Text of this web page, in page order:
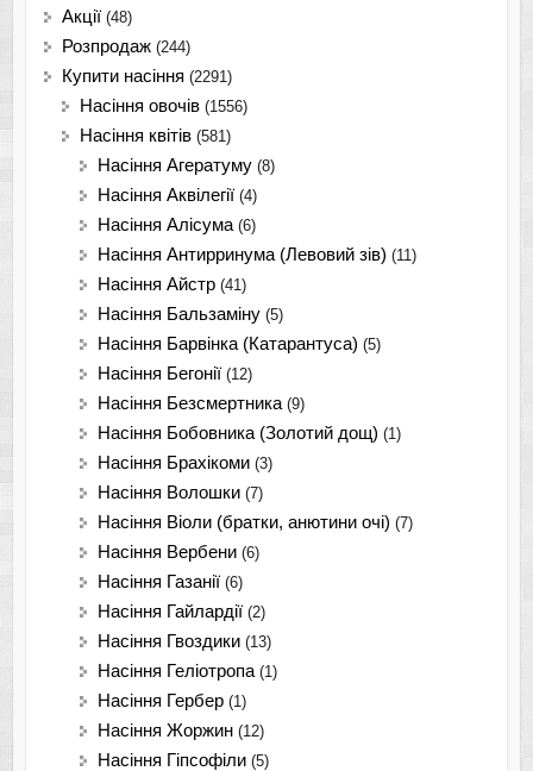
Акції (48)
Розпродаж (244)
Купити насіння (2291)
Насіння овочів (1556)
Насіння квітів (581)
Насіння Агератуму (8)
Насіння Аквілегії (4)
Насіння Алісума (6)
Насіння Антирринума (Левовий зів) (11)
Насіння Айстр (41)
Насіння Бальзаміну (5)
Насіння Барвінка (Катарантуса) (5)
Насіння Бегонії (12)
Насіння Безсмертника (9)
Насіння Бобовника (Золотий дощ) (1)
Насіння Брахікоми (3)
Насіння Волошки (7)
Насіння Віоли (братки, анютини очі) (7)
Насіння Вербени (6)
Насіння Газанії (6)
Насіння Гайлардії (2)
Насіння Гвоздики (13)
Насіння Геліотропа (1)
Насіння Гербер (1)
Насіння Жоржин (12)
Насіння Гіпсофіли (5)